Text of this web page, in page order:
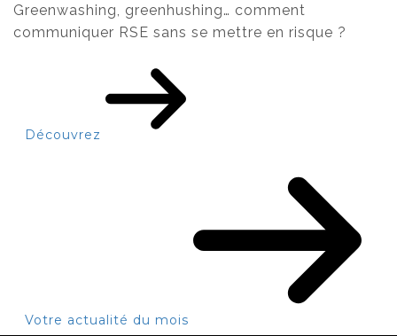
Greenwashing, greenhushing… comment
communiquer RSE sans se mettre en risque ?
Découvrez
Votre actualité du mois